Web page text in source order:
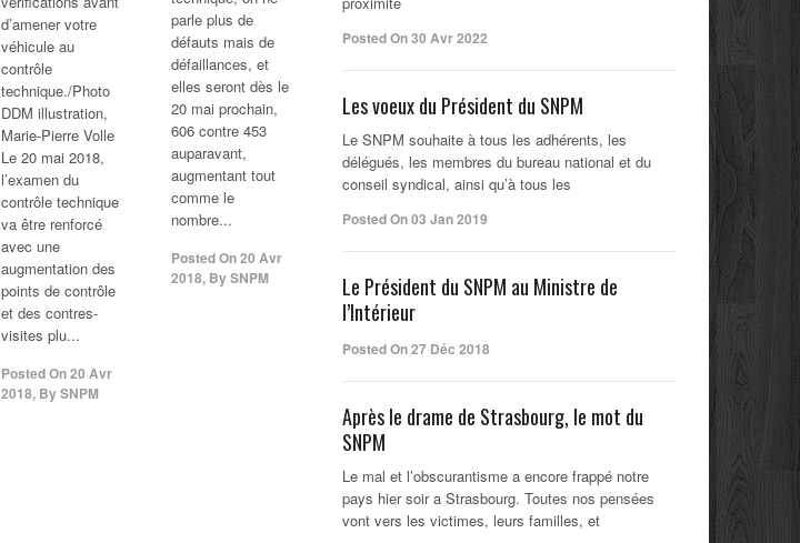
d’amener votre
véhicule au
contrôle
technique./Photo
DDM illustration,
Marie-Pierre Volle
Le 20 mai 2018,
l’examen du
contrôle technique
va être renforcé
avec une
augmentation des
points de contrôle
et des contres-
visites plu...
Posted On20 Avr
2018, BySNPM
parle plus de
défauts mais de
défaillances, et
elles seront dès le
20 mai prochain,
606 contre 453
auparavant,
augmentant tout
comme le
nombre...
Posted On20 Avr
2018, BySNPM
Posted On 30 Avr 2022
Les voeux du Président du SNPM
Le SNPM souhaite à tous les adhérents, les
délégués, les membres du bureau national et du
conseil syndical, ainsi qu’à tous les
Posted On 03 Jan 2019
Le Président du SNPM au Ministre de
l’Intérieur
Posted On 27 Déc 2018
Après le drame de Strasbourg, le mot du
SNPM
Le mal et l’obscurantisme a encore frappé notre
pays hier soir a Strasbourg. Toutes nos pensées
vont vers les victimes, leurs familles, et